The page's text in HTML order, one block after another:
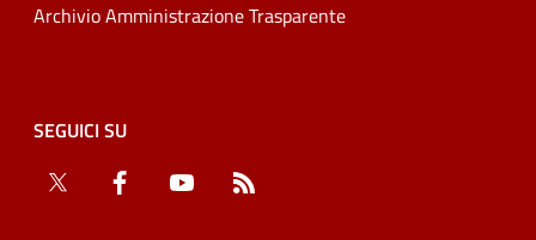
Archivio Amministrazione Trasparente
SEGUICI SU
Twitter
Facebook YouTube